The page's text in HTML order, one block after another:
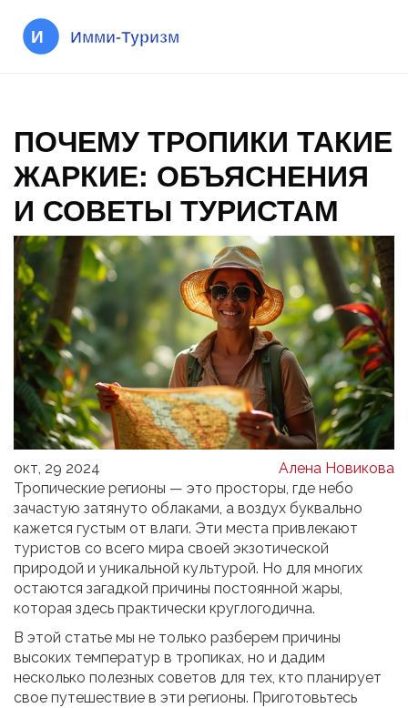
ПОЧЕМУ ТРОПИКИ ТАКИЕ
ЖАРКИЕ: ОБЪЯСНЕНИЯ
И СОВЕТЫ ТУРИСТАМ
окт, 29 2024
Алена Новикова
Тропические регионы — это просторы, где небо
зачастую затянуто облаками, а воздух буквально
кажется густым от влаги. Эти места привлекают
туристов со всего мира своей экзотической
природой и уникальной культурой. Но для многих
остаются загадкой причины постоянной жары,
которая здесь практически круглогодична.
В этой статье мы не только разберем причины
высоких температур в тропиках, но и дадим
несколько полезных советов для тех, кто планирует
свое путешествие в эти регионы. Приготовьтесь